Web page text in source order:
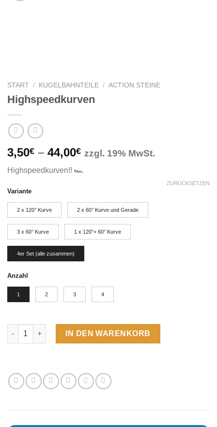
START / KUGELBAHNTEILE / ACTION STEINE
Highspeedkurven
3,50€ – 44,00€Preisspanne:
bis
zzgl. 19% MwSt.
Highspeedkurven!! 🏎
Variante
2 x 120° Kurve 2 x 60° Kurve und Gerade
3 x 60° Kurve 1 x 120°+ 60° Kurve
4er Set (alle zusammen)
Anzahl
1 2 3 4
ZURÜCKSETZEN
Highspeedkurven Menge
IN DEN WARENKORB